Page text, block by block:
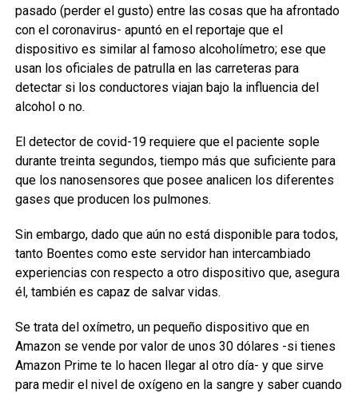
pasado (perder el gusto) entre las cosas que ha afrontado
con el coronavirus- apuntó en el reportaje que el
dispositivo es similar al famoso alcoholímetro; ese que
usan los oficiales de patrulla en las carreteras para
detectar si los conductores viajan bajo la influencia del
alcohol o no.
El detector de covid-19 requiere que el paciente sople
durante treinta segundos, tiempo más que suficiente para
que los nanosensores que posee analicen los diferentes
gases que producen los pulmones.
Sin embargo, dado que aún no está disponible para todos,
tanto Boentes como este servidor han intercambiado
experiencias con respecto a otro dispositivo que, asegura
él, también es capaz de salvar vidas.
Se trata del oxímetro, un pequeño dispositivo que en
Amazon se vende por valor de unos 30 dólares -si tienes
Amazon Prime te lo hacen llegar al otro día- y que sirve
para medir el nivel de oxígeno en la sangre y saber cuando